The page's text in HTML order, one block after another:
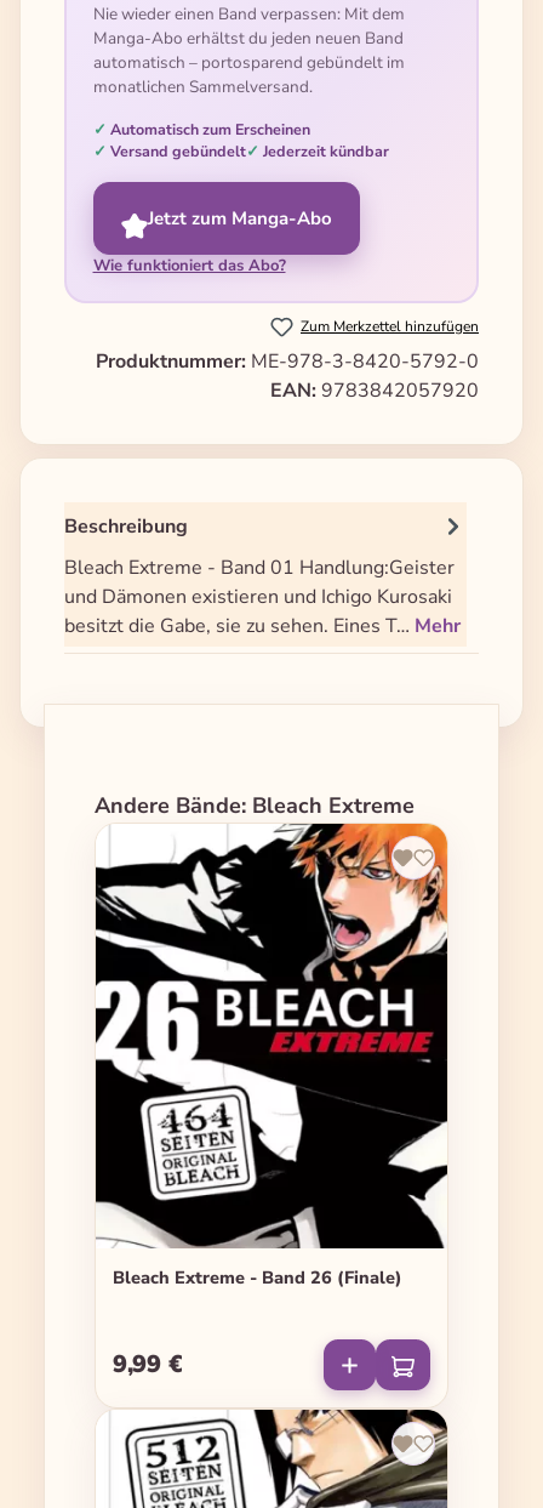
Nie wieder einen Band verpassen: Mit dem
Manga-Abo erhältst du jeden neuen Band
automatisch – portosparend gebündelt im
monatlichen Sammelversand.
Automatisch zum Erscheinen
Versand gebündelt
Jederzeit kündbar
Jetzt zum Manga-Abo
Wie funktioniert das Abo?
Zum Merkzettel hinzufügen
Produktnummer: ME-978-3-8420-5792-0
EAN: 9783842057920
Beschreibung
Bleach Extreme - Band 01 Handlung:Geister
und Dämonen existieren und Ichigo Kurosaki
besitzt die Gabe, sie zu sehen. Eines T… Mehr
Produktgalerie überspringen
Andere Bände: Bleach Extreme
Bleach Extreme - Band 26 (Finale)
Regulärer Preis:
9,99 €